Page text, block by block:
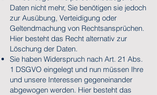
Daten nicht mehr, Sie benötigen sie jedoch
zur Ausübung, Verteidigung oder
Geltendmachung von Rechtsansprüchen.
Hier besteht das Recht alternativ zur
Löschung der Daten.
Sie haben Widerspruch nach Art. 21 Abs.
1 DSGVO eingelegt und nun müssen Ihre
und unsere Interessen gegeneinander
abgewogen werden. Hier besteht das